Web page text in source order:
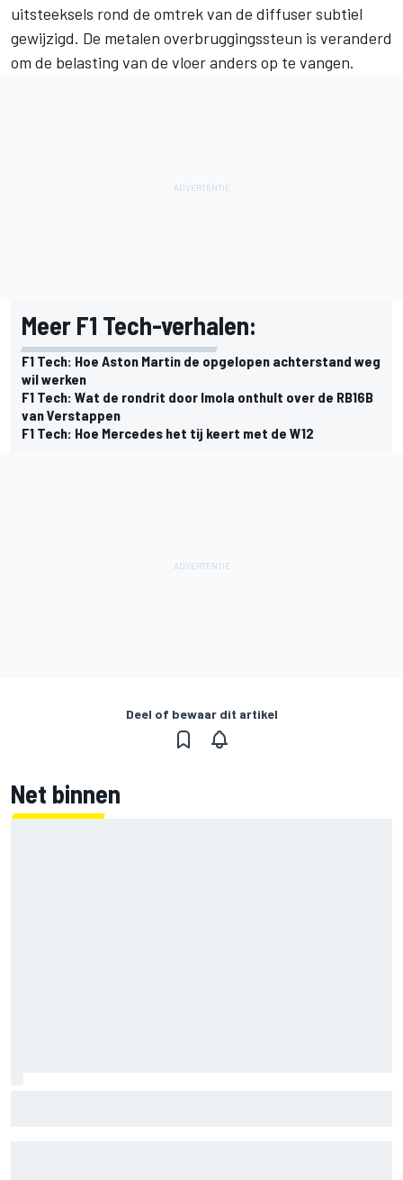
uitsteeksels rond de omtrek van de diffuser subtiel
gewijzigd. De metalen overbruggingssteun is veranderd
om de belasting van de vloer anders op te vangen.
Meer F1 Tech-verhalen:
F1 Tech: Hoe Aston Martin de opgelopen achterstand weg
wil werken
F1 Tech: Wat de rondrit door Imola onthult over de RB16B
van Verstappen
F1 Tech: Hoe Mercedes het tij keert met de W12
Deel of bewaar dit artikel
Net binnen